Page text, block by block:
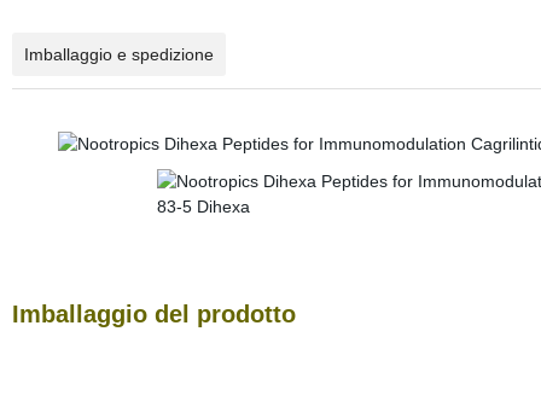
Imballaggio e spedizione
Imballaggio del prodotto